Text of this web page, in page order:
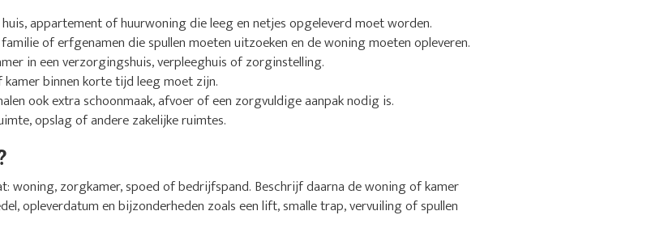
huis, appartement of huurwoning die leeg en netjes opgeleverd moet worden.
of erfgenamen die spullen moeten uitzoeken en de woning moeten opleveren.
in een verzorgingshuis, verpleeghuis of zorginstelling.
kamer binnen korte tijd leeg moet zijn.
ook extra schoonmaak, afvoer of een zorgvuldige aanpak nodig is.
opslag of andere zakelijke ruimtes.
woning, zorgkamer, spoed of bedrijfspand. Beschrijf daarna de woning of kamer
opleverdatum en bijzonderheden zoals een lift, smalle trap, vervuiling of spullen